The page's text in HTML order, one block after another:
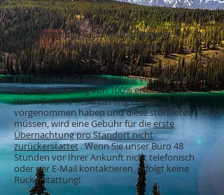
Die Allgemeinen Geschäftsbedingungen
können sich jederzeit ohne vorherige
Ankündigung ändern.
Um bei uns eine Reservierung vorzunehmen,
ist eine Anzahlung von 100% erforderlich.
Wenn Sie eine Reservierung bei uns
vorgenommen haben und diese stornieren
müssen, wird eine Gebühr für dieerste
Übernachtung pro Standort nicht
zurückerstattet. Wenn Sie unser Büro 48
Stunden vor Ihrer Ankunft nicht telefonisch
oder per E-Mail kontaktieren, erfolgt keine
Rückerstattung!